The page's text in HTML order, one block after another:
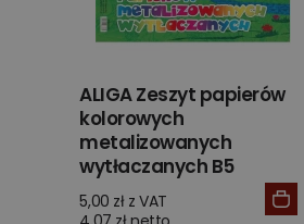
ALIGA Zeszyt papierów
kolorowych
metalizowanych
wytłaczanych B5
5,00 zł z VAT